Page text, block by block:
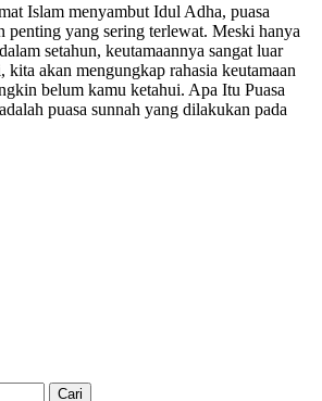
Islam menyambut Idul Adha, puasa
penting yang sering terlewat. Meski hanya
setahun, keutamaannya sangat luar
akan mengungkap rahasia keutamaan
belum kamu ketahui. Apa Itu Puasa
puasa sunnah yang dilakukan pada